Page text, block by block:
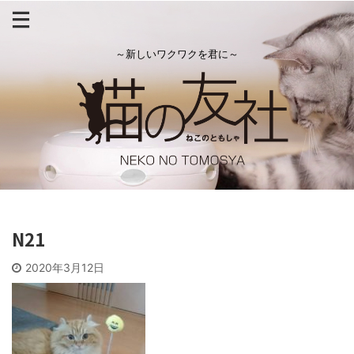
～新しいワクワクを君に～
N21
2020年3月12日